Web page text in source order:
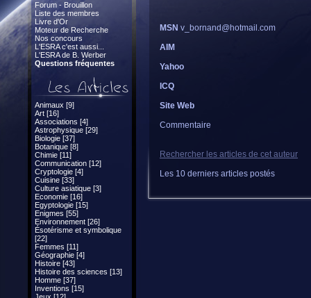
Forum - Brouillon
Liste des membres
Livre d'Or
Moteur de Recherche
Nos concours
L'ESRA c'est aussi...
L'ESRA de B. Werber
Questions fréquentes
Animaux [9]
Art [16]
Associations [4]
Astrophysique [29]
Biologie [37]
Botanique [8]
Chimie [11]
Communication [12]
Cryptologie [4]
Cuisine [33]
Culture asiatique [3]
Economie [16]
Egyptologie [15]
Enigmes [55]
Environnement [26]
Ésotérisme et symbolique
[22]
Femmes [11]
Géographie [4]
Histoire [43]
Histoire des sciences [13]
Homme [37]
Inventions [15]
MSN v_bornand@hotmail.com
AIM
Yahoo
ICQ
Site Web
Commentaire
Rechercher les articles de cet auteur
Les 10 derniers articles postés